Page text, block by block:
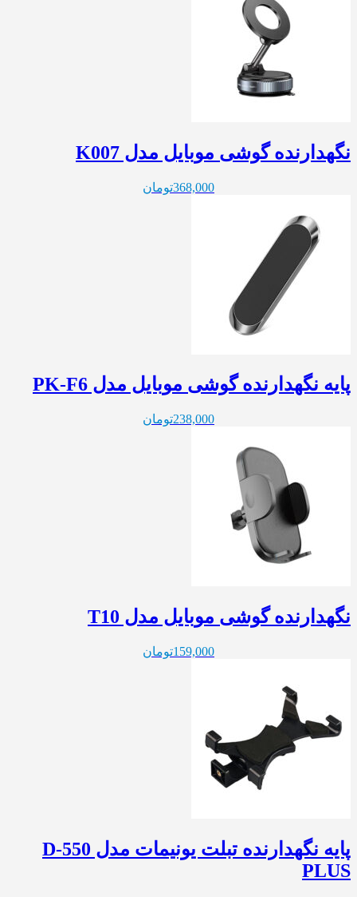
نگهدارنده گوشی موبایل مدل K007
368,000تومان
پایه نگهدارنده گوشی موبایل مدل PK-F6
238,000تومان
نگهدارنده گوشی موبایل مدل T10
159,000تومان
پایه نگهدارنده تبلت یونیمات مدل D-550
PLUS